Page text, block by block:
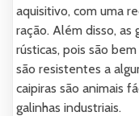
aquisitivo, com uma
ração. Além disso, as
rústicas, pois são
são resistentes a
caipiras são animais
galinhas industriais.